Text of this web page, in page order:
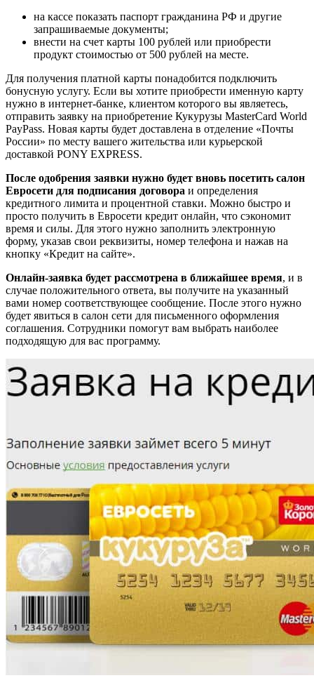
на кассе показать паспорт гражданина РФ и другие
запрашиваемые документы;
внести на счет карты 100 рублей или приобрести
продукт стоимостью от 500 рублей на месте.
Для получения платной карты понадобится подключить
бонусную услугу. Если вы хотите приобрести именную карту
нужно в интернет-банке, клиентом которого вы являетесь,
отправить заявку на приобретение Кукурузы MasterCard World
PayPass. Новая карты будет доставлена в отделение «Почты
России» по месту вашего жительства или курьерской
доставкой PONY EXPRESS.
После одобрения заявки нужно будет вновь посетить салон
Евросети для подписания договора и определения
кредитного лимита и процентной ставки. Можно быстро и
просто получить в Евросети кредит онлайн, что сэкономит
время и силы. Для этого нужно заполнить электронную
форму, указав свои реквизиты, номер телефона и нажав на
кнопку «Кредит на сайте».
Онлайн-заявка будет рассмотрена в ближайшее время, и в
случае положительного ответа, вы получите на указанный
вами номер соответствующее сообщение. После этого нужно
будет явиться в салон сети для письменного оформления
соглашения. Сотрудники помогут вам выбрать наиболее
подходящую для вас программу.